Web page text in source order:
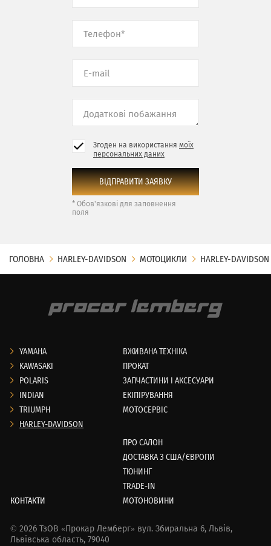
Згоден на використання моїх
персональних даних
* Обов'язкові для заповнення
поля
ГОЛОВНА HARLEY-DAVIDSON МОТОЦИКЛИ HARLEY-
YAMAHA
KAWASAKI
POLARIS
INDIAN
TRIUMPH
HARLEY-DAVIDSON
ВЖИВАНА ТЕХНІКА
ПРОКАТ
ЗАПЧАСТИНИ І АКСЕСУАРИ
ЕКІПІРУВАННЯ
МОТОСЕРВІС
ПРО САЛОН
ДОСТАВКА З США/ЄВРОПИ
ТЮНИНГ
TRADE-IN
МОТОНОВИНИ
КОНТАКТИ
© 2026 ТзОВ «Прокар Лемберг» вул. Збиральна 6, Львів,
Львівська область, 79040